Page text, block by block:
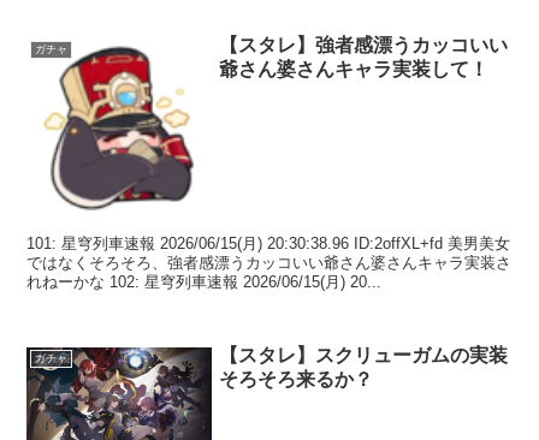
ガチャ
【スタレ】強者感漂うカッコいい
爺さん婆さんキャラ実装して！
101: 星穹列車速報 2026/06/15(月) 20:30:38.96 ID:2offXL+fd 美男美女
ではなくそろそろ、強者感漂うカッコいい爺さん婆さんキャラ実装さ
れねーかな 102: 星穹列車速報 2026/06/15(月) 20...
ガチャ
【スタレ】スクリューガムの実装
そろそろ来るか？